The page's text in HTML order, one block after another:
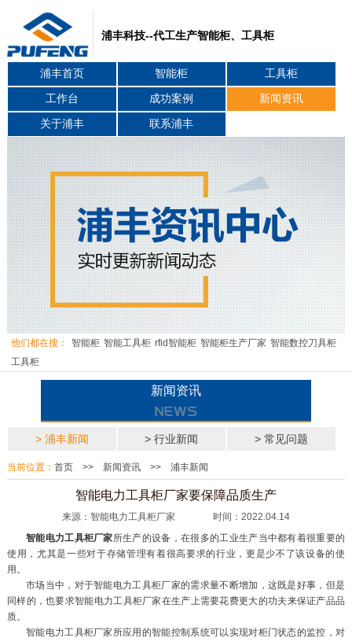
浦丰科技--代工生产智能柜、工具柜
浦丰首页 智能柜 工具柜
工作台 成功案例 新闻资讯
关于浦丰 联系浦丰
他们都在搜： 智能柜 智能工具柜 rfid智能柜 智能柜生产厂家 智能数控刀具柜
工具柜
新闻资讯
> 浦丰新闻 > 行业新闻 > 常见问题
当前位置： 首页>> 新闻资讯>> 浦丰新闻
智能电力工具柜厂家要保障品质生产
来源：智能电力工具柜厂家 时间：2022.04.14
智能电力工具柜厂家所生产的设备，在很多的工业生产当中都有着很重要的
使用，尤其是一些对于存储管理有着很高要求的行业，更是少不了该设备的使
用。
市场当中，对于智能电力工具柜厂家的需求量不断增加，这既是好事，但是
同样的，也要求智能电力工具柜厂家在生产上需要花费更大的功夫来保证产品品
质。
智能电力工具柜厂家所应用的智能控制系统可以实现对柜门状态的监控，对